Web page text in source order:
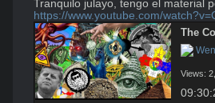
https://www.youtube.com/
The
Views: